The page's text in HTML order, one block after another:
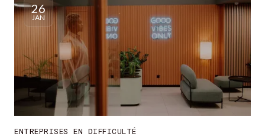
26
JAN
ENTREPRISES EN DIFFICULTÉ